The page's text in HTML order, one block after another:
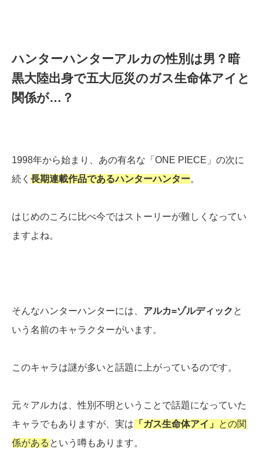
ハンターハンターアルカの性別は男？暗
黒大陸出身で五大厄災のガス生命体アイと
関係が…？
1998年から始まり、あの有名な「ONE PIECE」の次に
続く 長期連載作品であるハンターハンター。
はじめのころに比べ今ではストーリーが難しくなってい
ますよね。
そんなハンターハンターには、 アルカ=ゾルディック と
いう名前のキャラクターがいます。
このキャラは謎が多いと話題に上がっているのです。
元々アルカは、性別不明ということで話題になっていた
キャラでもありますが、実は 「ガス生命体アイ」
との関
係がある という噂もあります。